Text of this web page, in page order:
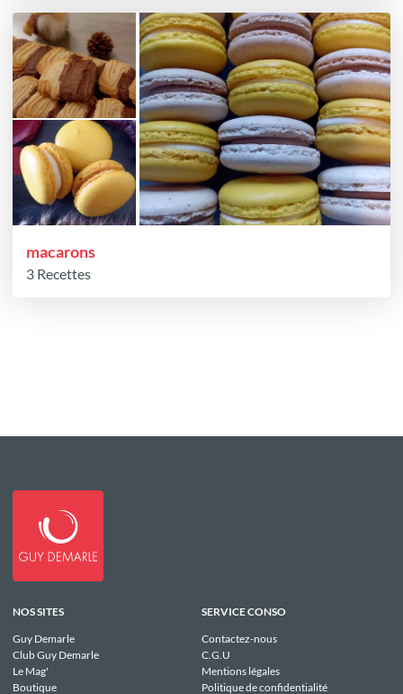
macarons
3 Recettes
NOS SITES
Guy Demarle
Club Guy Demarle
Le Mag'
Boutique
SERVICE CONSO
Contactez-nous
C.G.U
Mentions légales
Politique de confidentialité